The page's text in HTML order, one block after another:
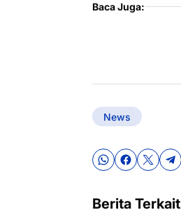
Baca Juga:
News
Berita Terkait